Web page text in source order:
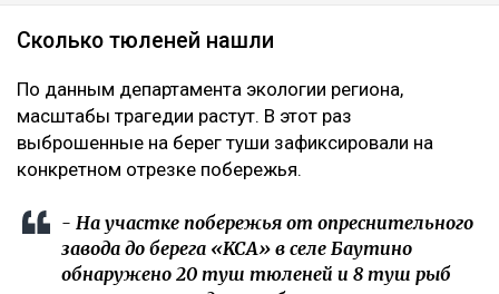
Сколько тюленей нашли
По данным департамента экологии региона,
масштабы трагедии растут. В этот раз
выброшенные на берег туши зафиксировали на
конкретном отрезке побережья.
- На участке побережья от опреснительного
завода до берега «KCA» в селе Баутино
обнаружено 20 туш тюленей и 8 туш рыб